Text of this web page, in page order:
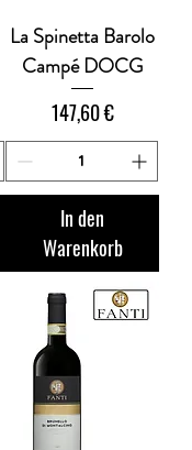
La Spinetta Barolo
Campé DOCG
Preis
147,60 €
In den
Warenkorb